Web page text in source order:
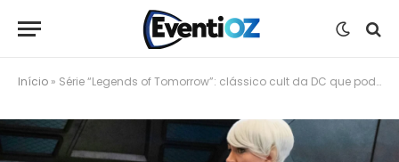
Início » Série “Legends of Tomorrow”: clássico cult da DC que poderia ter durado décadas